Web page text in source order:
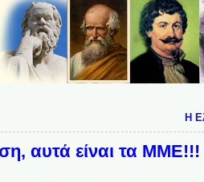
Η
αυτά είναι τα ΜΜΕ!!!